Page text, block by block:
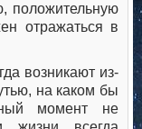
положительную
отражаться в
возникают из-
на каком бы
момент не